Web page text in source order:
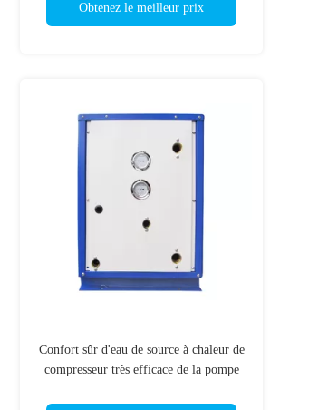
Obtenez le meilleur prix
Confort sûr d'eau de source à chaleur de
compresseur très efficace de la pompe